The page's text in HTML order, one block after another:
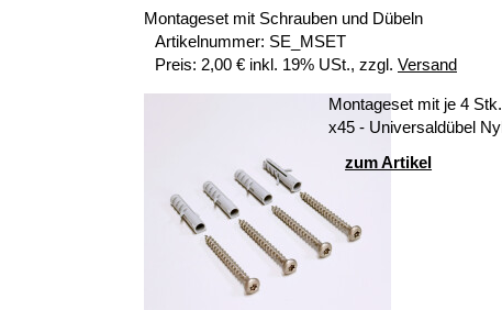
Montageset mit Schrauben und Dübeln
Artikelnummer: SE_MSET
Preis: 2,00 € inkl. 19% USt., zzgl. Versand
Montageset mit je 4
x45 - Universaldübel
zum Artikel